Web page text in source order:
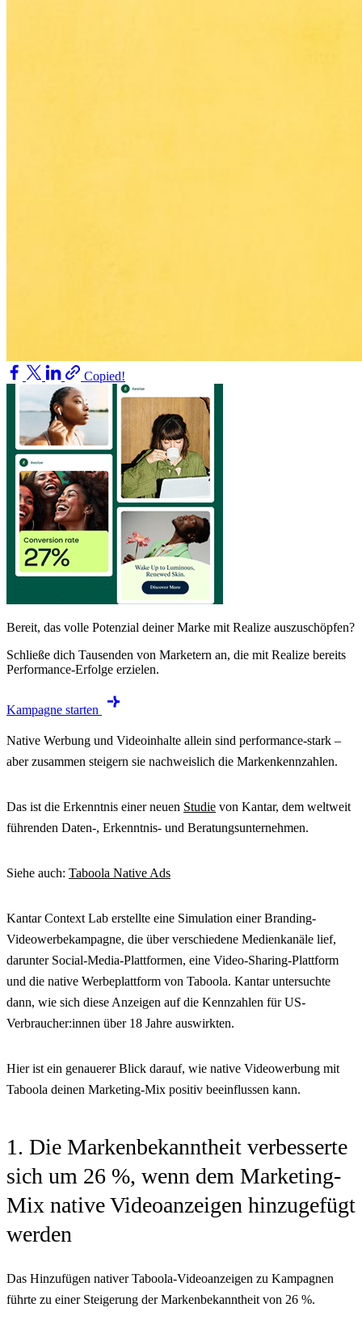
Copied!
Bereit, das volle Potenzial deiner Marke mit Realize auszuschöpfen?
Schließe dich Tausenden von Marketern an, die mit Realize bereits
Performance-Erfolge erzielen.
Kampagne starten
Native Werbung und Videoinhalte allein sind performance-stark –
aber zusammen steigern sie nachweislich die Markenkennzahlen.
Das ist die Erkenntnis einer neuen Studie von Kantar, dem weltweit
führenden Daten-, Erkenntnis- und Beratungsunternehmen.
Siehe auch: Taboola Native Ads
Kantar Context Lab erstellte eine Simulation einer Branding-
Videowerbekampagne, die über verschiedene Medienkanäle lief,
darunter Social-Media-Plattformen, eine Video-Sharing-Plattform
und die native Werbeplattform von Taboola. Kantar untersuchte
dann, wie sich diese Anzeigen auf die Kennzahlen für US-
Verbraucher:innen über 18 Jahre auswirkten.
Hier ist ein genauerer Blick darauf, wie native Videowerbung mit
Taboola deinen Marketing-Mix positiv beeinflussen kann.
1. Die Markenbekanntheit verbesserte
sich um 26 %, wenn dem Marketing-
Mix native Videoanzeigen hinzugefügt
werden
Das Hinzufügen nativer Taboola-Videoanzeigen zu Kampagnen
führte zu einer Steigerung der Markenbekanntheit von 26 %.